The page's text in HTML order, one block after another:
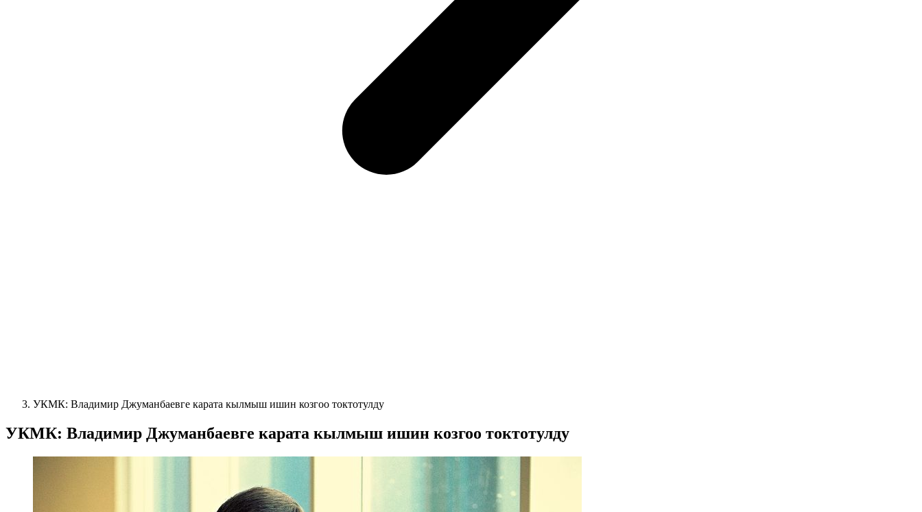
УКМК: Владимир Джуманбаевге карата кылмыш ишин козгоо токтотулду
УКМК: Владимир Джуманбаевге карата кылмыш ишин козгоо токтотулду